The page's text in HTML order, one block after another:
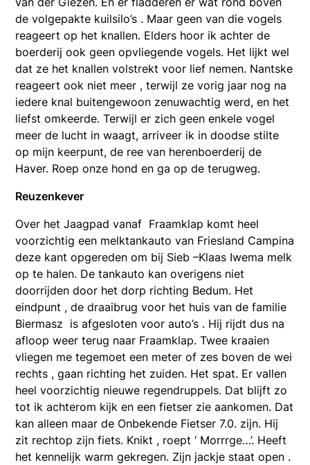
de volgepakte kuilsilo’s . Maar geen van die vogels
reageert op het knallen. Elders hoor ik achter de
boerderij ook geen opvliegende vogels. Het lijkt wel
dat ze het knallen volstrekt voor lief nemen. Nantske
reageert ook niet meer , terwijl ze vorig jaar nog na
iedere knal buitengewoon zenuwachtig werd, en het
liefst omkeerde. Terwijl er zich geen enkele vogel
meer de lucht in waagt, arriveer ik in doodse stilte
op mijn keerpunt, de ree van herenboerderij de
Haver. Roep onze hond en ga op de terugweg.
Reuzenkever
Over het Jaagpad vanaf Fraamklap komt heel
voorzichtig een melktankauto van Friesland Campina
deze kant opgereden om bij Sieb –Klaas Iwema melk
op te halen. De tankauto kan overigens niet
doorrijden door het dorp richting Bedum. Het
eindpunt , de draaibrug voor het huis van de familie
Biermasz is afgesloten voor auto’s . Hij rijdt dus na
afloop weer terug naar Fraamklap. Twee kraaien
vliegen me tegemoet een meter of zes boven de wei
rechts , gaan richting het zuiden. Het spat. Er vallen
heel voorzichtig nieuwe regendruppels. Dat blijft zo
tot ik achterom kijk en een fietser zie aankomen. Dat
kan alleen maar de Onbekende Fietser 7.0. zijn. Hij
zit rechtop zijn fiets. Knikt , roept ‘ Morrrge…’. Heeft
het kennelijk warm gekregen. Zijn jackje staat open .